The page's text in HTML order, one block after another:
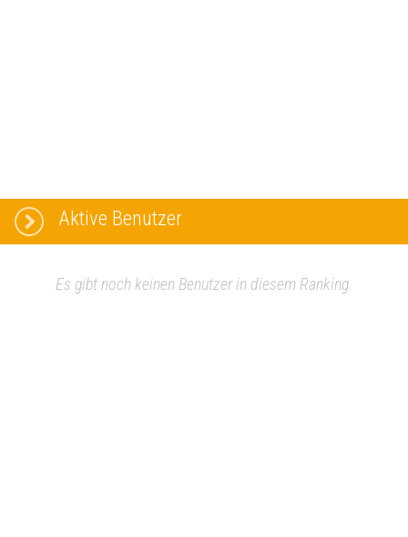
Aktive Benutzer
Es gibt noch keinen Benutzer in diesem Ranking.